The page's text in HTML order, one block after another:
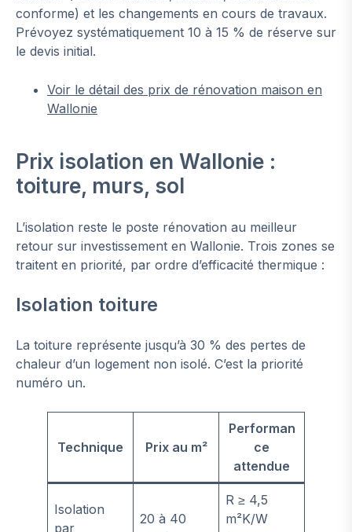
conforme) et les changements en cours de travaux.
Prévoyez systématiquement 10 à 15 % de réserve sur
le devis initial.
Voir le détail des prix de rénovation maison en
Wallonie
Prix isolation en Wallonie :
toiture, murs, sol
L’isolation reste le poste rénovation au meilleur
retour sur investissement en Wallonie. Trois zones se
traitent en priorité, par ordre d’efficacité thermique :
Isolation toiture
La toiture représente jusqu’à 30 % des pertes de
chaleur d’un logement non isolé. C’est la priorité
numéro un.
Technique Prix au m²
Performan
ce
attendue
Isolation
par
20 à 40
R ≥ 4,5
m²K/W